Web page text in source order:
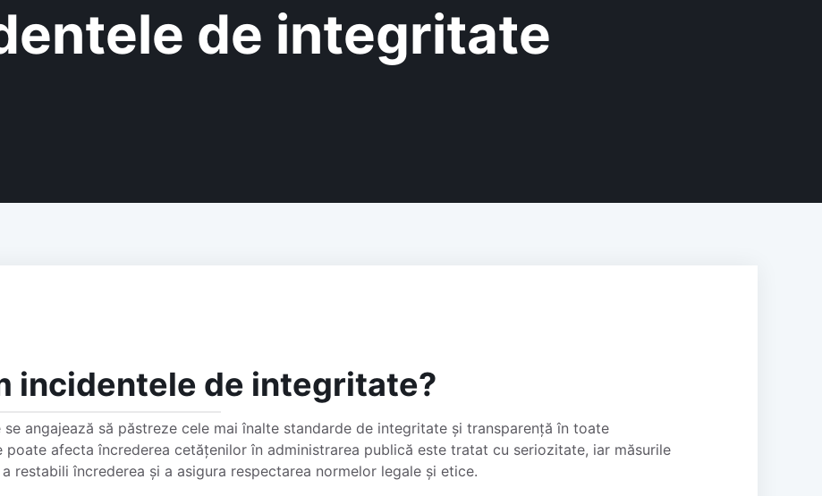
de integritate
incidentele de integritate?
se angajează să păstreze cele mai înalte standarde de integritate și transparență în toate
afecta încrederea cetățenilor în administrarea publică este tratat cu seriozitate, iar măsurile
restabili încrederea și a asigura respectarea normelor legale și etice.